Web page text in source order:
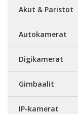
Akut & Paristot
Autokamerat
Digikamerat
Gimbaalit
IP-kamerat